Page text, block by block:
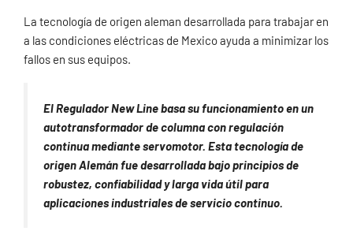
La tecnología de origen aleman desarrollada para trabajar en
a las condiciones eléctricas de Mexico ayuda a minimizar los
fallos en sus equipos.
El Regulador New Line basa su funcionamiento en un
autotransformador de columna con regulación
continua mediante servomotor. Esta tecnología de
origen Alemán fue desarrollada bajo principios de
robustez, confiabilidad y larga vida útil para
aplicaciones industriales de servicio continuo.